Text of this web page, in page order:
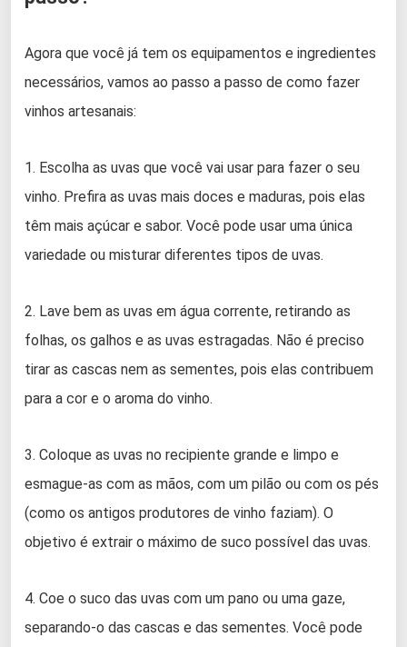
Agora que você já tem os equipamentos e ingredientes
necessários, vamos ao passo a passo de como fazer
vinhos artesanais:
1. Escolha as uvas que você vai usar para fazer o seu
vinho. Prefira as uvas mais doces e maduras, pois elas
têm mais açúcar e sabor. Você pode usar uma única
variedade ou misturar diferentes tipos de uvas.
2. Lave bem as uvas em água corrente, retirando as
folhas, os galhos e as uvas estragadas. Não é preciso
tirar as cascas nem as sementes, pois elas contribuem
para a cor e o aroma do vinho.
3. Coloque as uvas no recipiente grande e limpo e
esmague-as com as mãos, com um pilão ou com os pés
(como os antigos produtores de vinho faziam). O
objetivo é extrair o máximo de suco possível das uvas.
4. Coe o suco das uvas com um pano ou uma gaze,
separando-o das cascas e das sementes. Você pode